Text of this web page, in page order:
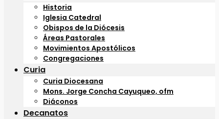
Historia
Iglesia Catedral
Obispos de la Diócesis
Áreas Pastorales
Movimientos Apostólicos
Congregaciones
Curia
Curia Diocesana
Mons. Jorge Concha Cayuqueo, ofm
Diáconos
Decanatos